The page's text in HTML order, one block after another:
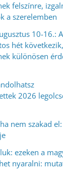
felszínre,
a szerelemben
10-16.: A
hét következik,
különösen
2026
nem szakad
ezeken a
nyaralni: